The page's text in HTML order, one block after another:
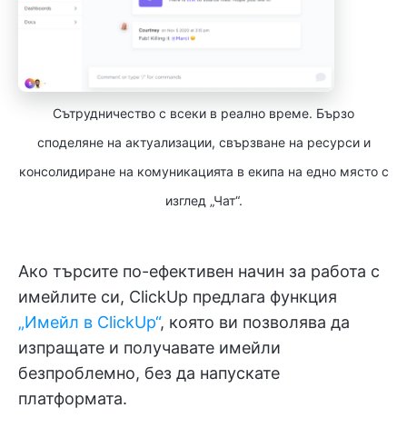
Сътрудничество с всеки в реално време. Бързо
споделяне на актуализации, свързване на ресурси и
консолидиране на комуникацията в екипа на едно място с
изглед „Чат“.
Ако търсите по-ефективен начин за работа с
имейлите си, ClickUp предлага функция
„Имейл в ClickUp“, която ви позволява да
изпращате и получавате имейли
безпроблемно, без да напускате
платформата.